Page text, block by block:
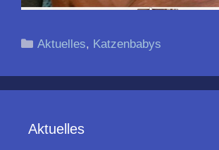
Kategorien
Aktuelles, Katzenbabys
Aktuelles